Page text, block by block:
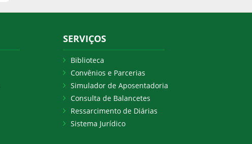
SERVIÇOS
Biblioteca
Convênios e Parcerias
Simulador de Aposentadoria
Consulta de Balancetes
Ressarcimento de Diárias
Sistema Jurídico